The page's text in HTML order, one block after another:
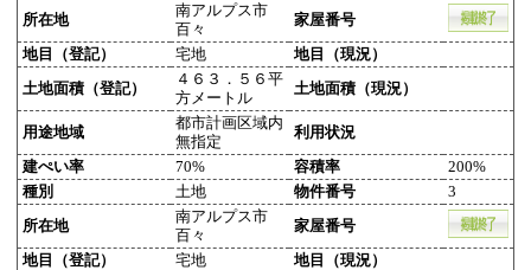
所在地
南アルプス市
百々
家屋番号
地目（登記） 宅地 地目（現況）
土地面積（登記）
４６３．５６平
方メートル
土地面積（現況）
用途地域
都市計画区域内
無指定
利用状況
建ぺい率 70% 容積率
200%
種別
土地 物件番号 3
所在地
南アルプス市
百々
家屋番号
地目（登記） 宅地 地目（現況）